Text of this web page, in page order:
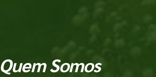
Quem Somos